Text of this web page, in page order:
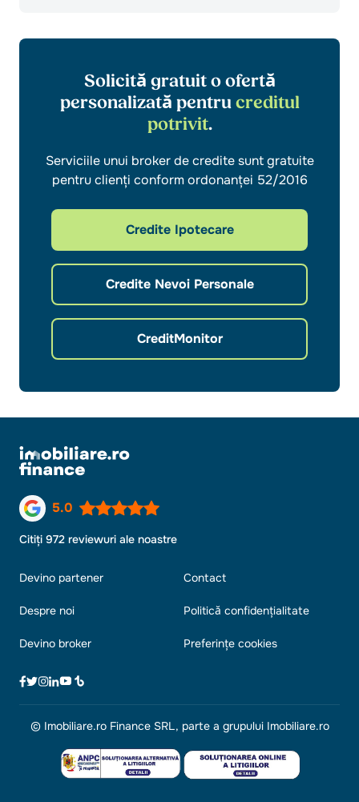
Solicită gratuit o ofertă
personalizată pentrucreditul
potrivit.
Serviciile unui broker de credite sunt gratuite
pentru clienți conform ordonanței 52/2016
Credite Ipotecare
Credite Nevoi Personale
CreditMonitor
5.0
Citiți 972 reviewuri ale noastre
Devino partener
Despre noi
Devino broker
Contact
Politică confidențialitate
Preferințe cookies
© Imobiliare.ro Finance SRL, parte a grupului Imobiliare.ro